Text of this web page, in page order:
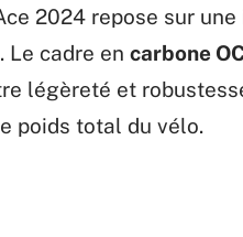
2024 repose sur
Le cadre en carbone
légèreté et
poids total du vélo.